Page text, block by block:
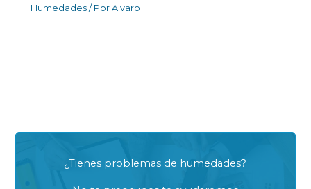
Humedades / PorAlvaro
¿Tienes problemas de humedades?